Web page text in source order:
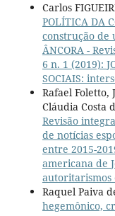
Carlos
POLÍTICA DA
construção de
ÂNCORA -
6 n. 1 (2019):
SOCIAIS:
Rafael
Cláudia Costa
Revisão
de notícias
entre 2015-
americana de
autoritarismos
Raquel Paiva
hegemônico,